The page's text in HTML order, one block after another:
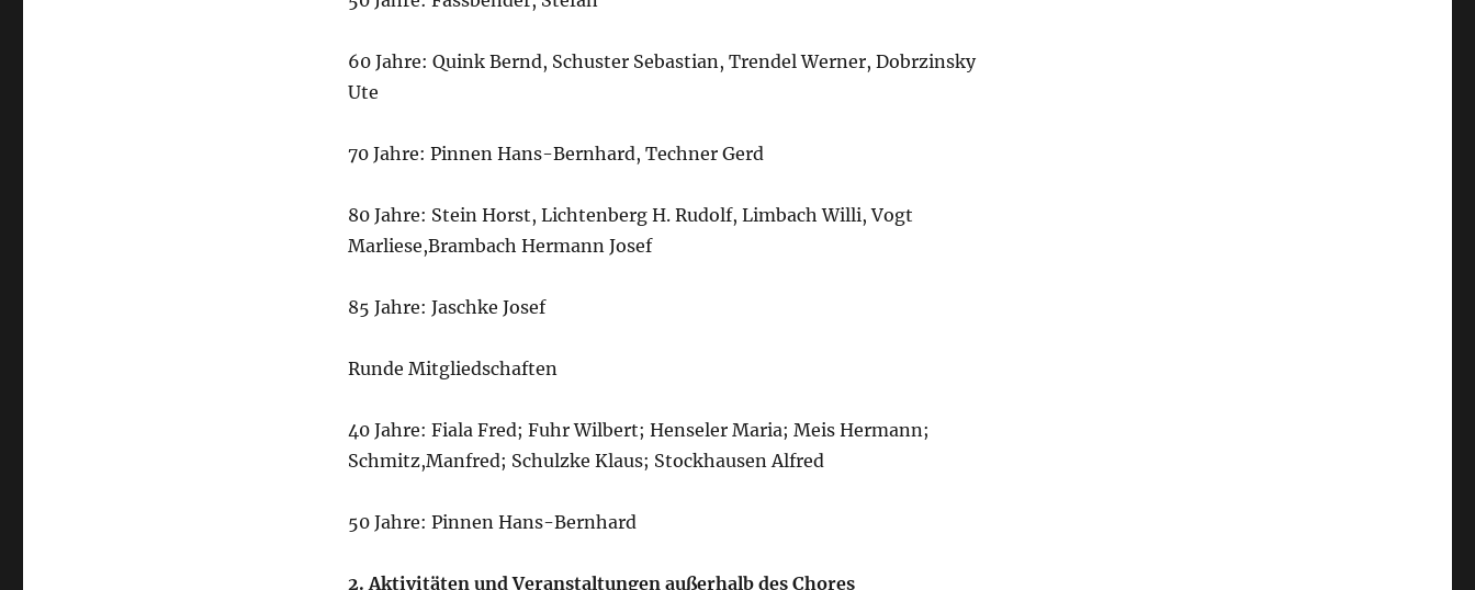
60 Jahre: Quink Bernd, Schuster Sebastian, Trendel Werner, Dobrzinsky
Ute
70 Jahre: Pinnen Hans-Bernhard, Techner Gerd
80 Jahre: Stein Horst, Lichtenberg H. Rudolf, Limbach Willi, Vogt
Marliese,Brambach Hermann Josef
85 Jahre: Jaschke Josef
Runde Mitgliedschaften
40 Jahre: Fiala Fred; Fuhr Wilbert; Henseler Maria; Meis Hermann;
Schmitz,Manfred; Schulzke Klaus; Stockhausen Alfred
50 Jahre: Pinnen Hans-Bernhard
2. Aktivitäten und Veranstaltungen außerhalb des Chores